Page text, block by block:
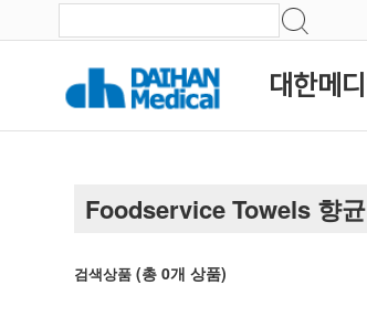
대한메
Foodservice Towels 향
검색상품 (총0개 상품)